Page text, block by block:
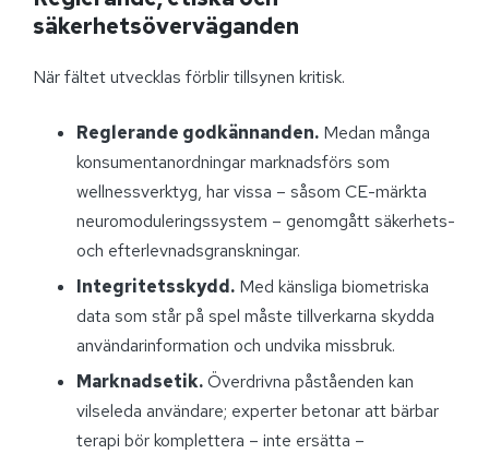
säkerhetsöverväganden
När fältet utvecklas förblir tillsynen kritisk.
Reglerande godkännanden. Medan många
konsumentanordningar marknadsförs som
wellnessverktyg, har vissa – såsom CE-märkta
neuromoduleringssystem – genomgått säkerhets-
och efterlevnadsgranskningar.
Integritetsskydd. Med känsliga biometriska
data som står på spel måste tillverkarna skydda
användarinformation och undvika missbruk.
Marknadsetik.Överdrivna påståenden kan
vilseleda användare; experter betonar att bärbar
terapi bör komplettera – inte ersätta –